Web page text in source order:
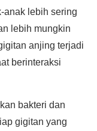
anak lebih sering
lebih mungkin
anjing terjadi
berinteraksi
bakteri dan
gigitan yang